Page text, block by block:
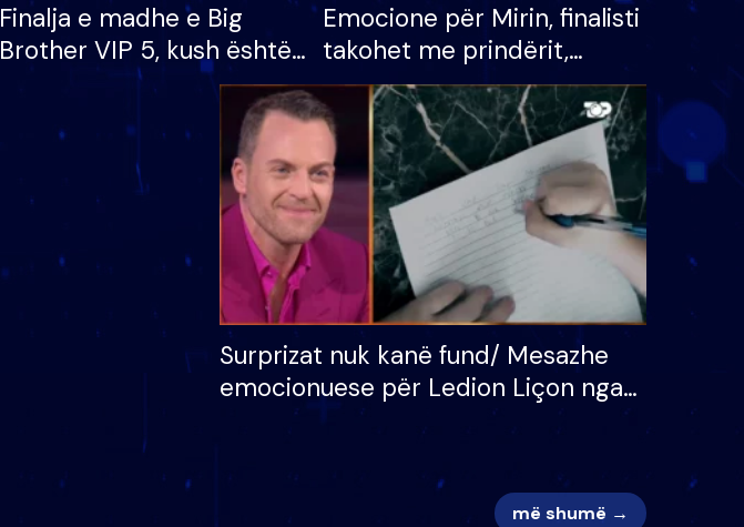
Finalja e madhe e Big
Brother VIP 5, kush është
banori i parë që lë shtëpinë
dhe humb mundësinë për
të fituar çmimin e madh
Emocione për Mirin, finalisti
takohet me prindërit,
vajzën dhe bashkëshorten:
S’kemi ndonjë letër divorci
apo jo?
Surprizat nuk kanë fund/ Mesazhe
emocionuese për Ledion Liçon nga
nëna dhe fëmijët e tij, moderatori
më shumë →